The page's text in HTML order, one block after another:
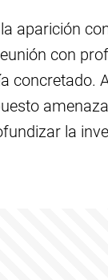
aparición
con
concretado.
la